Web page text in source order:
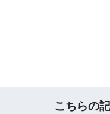
こちらの